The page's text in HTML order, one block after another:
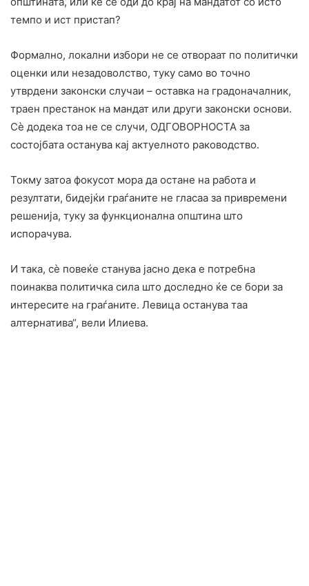
темпо и ист пристап?
Формално, локални избори не се отвораат по политички
оценки или незадоволство, туку само во точно
утврдени законски случаи – оставка на градоначалник,
траен престанок на мандат или други законски основи.
Сè додека тоа не се случи, ОДГОВОРНОСТА за
состојбата останува кај актуелното раководство.
Токму затоа фокусот мора да остане на работа и
резултати, бидејќи граѓаните не гласаа за привремени
решенија, туку за функционална општина што
испорачува.
И така, сè повеќе станува јасно дека е потребна
поинаква политичка сила што доследно ќе се бори за
интересите на граѓаните. Левица останува таа
алтернатива“, вели Илиева.